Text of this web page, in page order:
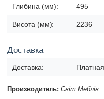
Глибина (мм): 495
Висота (мм): 2236
Доставка
Доставка: Платная
Производитель: Світ Меблів